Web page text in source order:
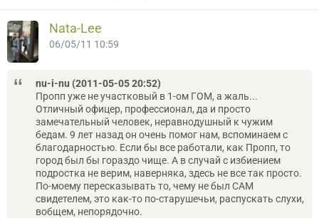
Nata-Lee
06/05/11 10:59
nu-i-nu (2011-05-05 20:52)
Пропп уже не участковый в 1-ом ГОМ, а жаль...
Отличный офицер, профессионал, да и просто
замечательный человек, неравнодушный к чужим
бедам. 9 лет назад он очень помог нам, вспоминаем с
благодарностью. Если бы все работали, как Пропп, то
город был бы гораздо чище. А в случай с избиением
подростка не верим, наверняка, здесь не все так просто.
По-моему пересказывать то, чему не был САМ
свидетелем, это как-то по-старушечьи, распускать слухи,
вобщем, непорядочно.